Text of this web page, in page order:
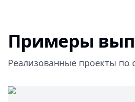
Примеры
Реализованные проекты по